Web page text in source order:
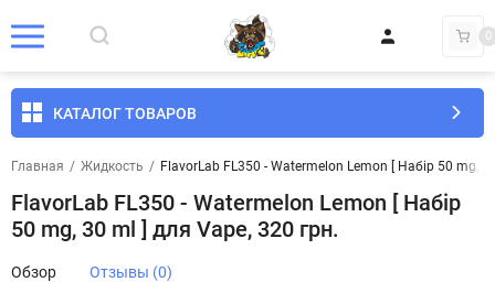
0
КАТАЛОГ ТОВАРОВ
Главная / Жидкость / FlavorLab FL350 - Watermelon Lemon [ Набір 50 mg,
FlavorLab FL350 - Watermelon Lemon [ Набір
50 mg, 30 ml ] для Vape, 320 грн.
Обзор Отзывы (0)